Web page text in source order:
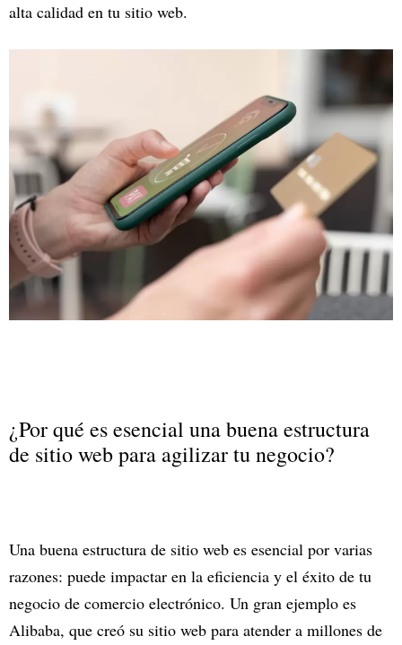
alta calidad en tu sitio web.
¿Por qué es esencial una buena estructura
de sitio web para agilizar tu negocio?
Una buena estructura de sitio web es esencial por varias
razones: puede impactar en la eficiencia y el éxito de tu
negocio de comercio electrónico. Un gran ejemplo es
Alibaba, que creó su sitio web para atender a millones de